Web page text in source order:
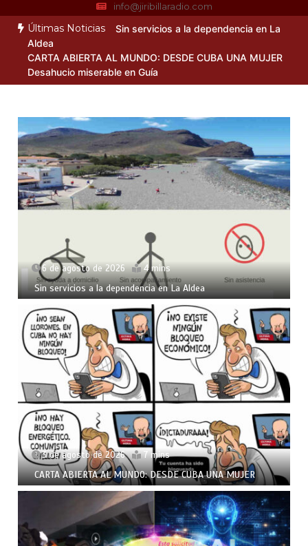
info@jiribillaradio.com
Últimas Noticias
Sin servicios a la dependencia en La
Aldea
CARTA ABIERTA AL MUNDO: DESDE CUBA UNA MUJER
Desahucio miserable en Guía
6 de agosto de 2026 4 mins
Sin servicios a la dependencia en La Aldea
3 de agosto de 2026 7 mins
CARTA ABIERTA AL MUNDO: DESDE CUBA UNA MUJER